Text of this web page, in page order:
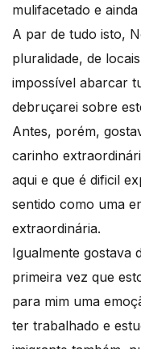
mulifacetado e
A par de tudo isto,
pluralidade, de
impossível abarcar
debruçarei sobre
Antes, porém,
carinho
aqui e que é dificil
sentido como uma
extraordinária.
Igualmente gostava
primeira vez que
para mim uma
ter trabalhado e